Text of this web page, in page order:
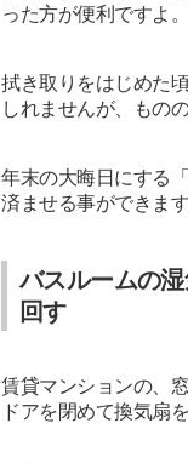
った方が便利ですよ。
拭き取りをはじめた
しれませんが、もの
年末の大晦日にする
済ませる事ができま
バスルームの
回す
賃貸マンションの、
ドアを閉めて換気扇